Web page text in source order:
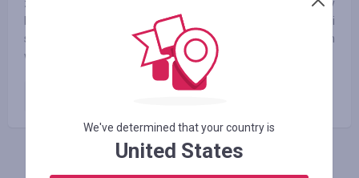
związane z podróżowaniem promami. My też rezerwujemy
bilety online, dlatego chcemy ułatwić proces rezerwacji i
skupić się na tym, co najprzyjemniejsze — naszych
wymarzonych podróżach!
Zamówienie opłacone
We've determined that your country is
United States